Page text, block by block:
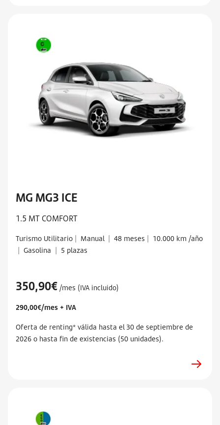
MG MG3 ICE
1.5 MT COMFORT
Turismo Utilitario | Manual | 48 meses | 10.000 km /año
| Gasolina | 5 plazas
350,90€ /mes (IVA incluido)
290,00€/mes + IVA
Oferta de renting* válida hasta el 30 de septiembre de
2026 o hasta fin de existencias (50 unidades).